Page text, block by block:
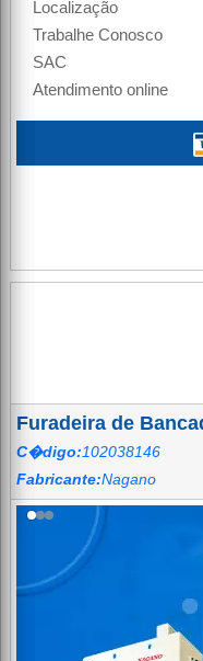
Localização
Trabalhe Conosco
SAC
Atendimento online
Furadeira de
C�digo:102038146
Fabricante:Nagano
Agrotama —